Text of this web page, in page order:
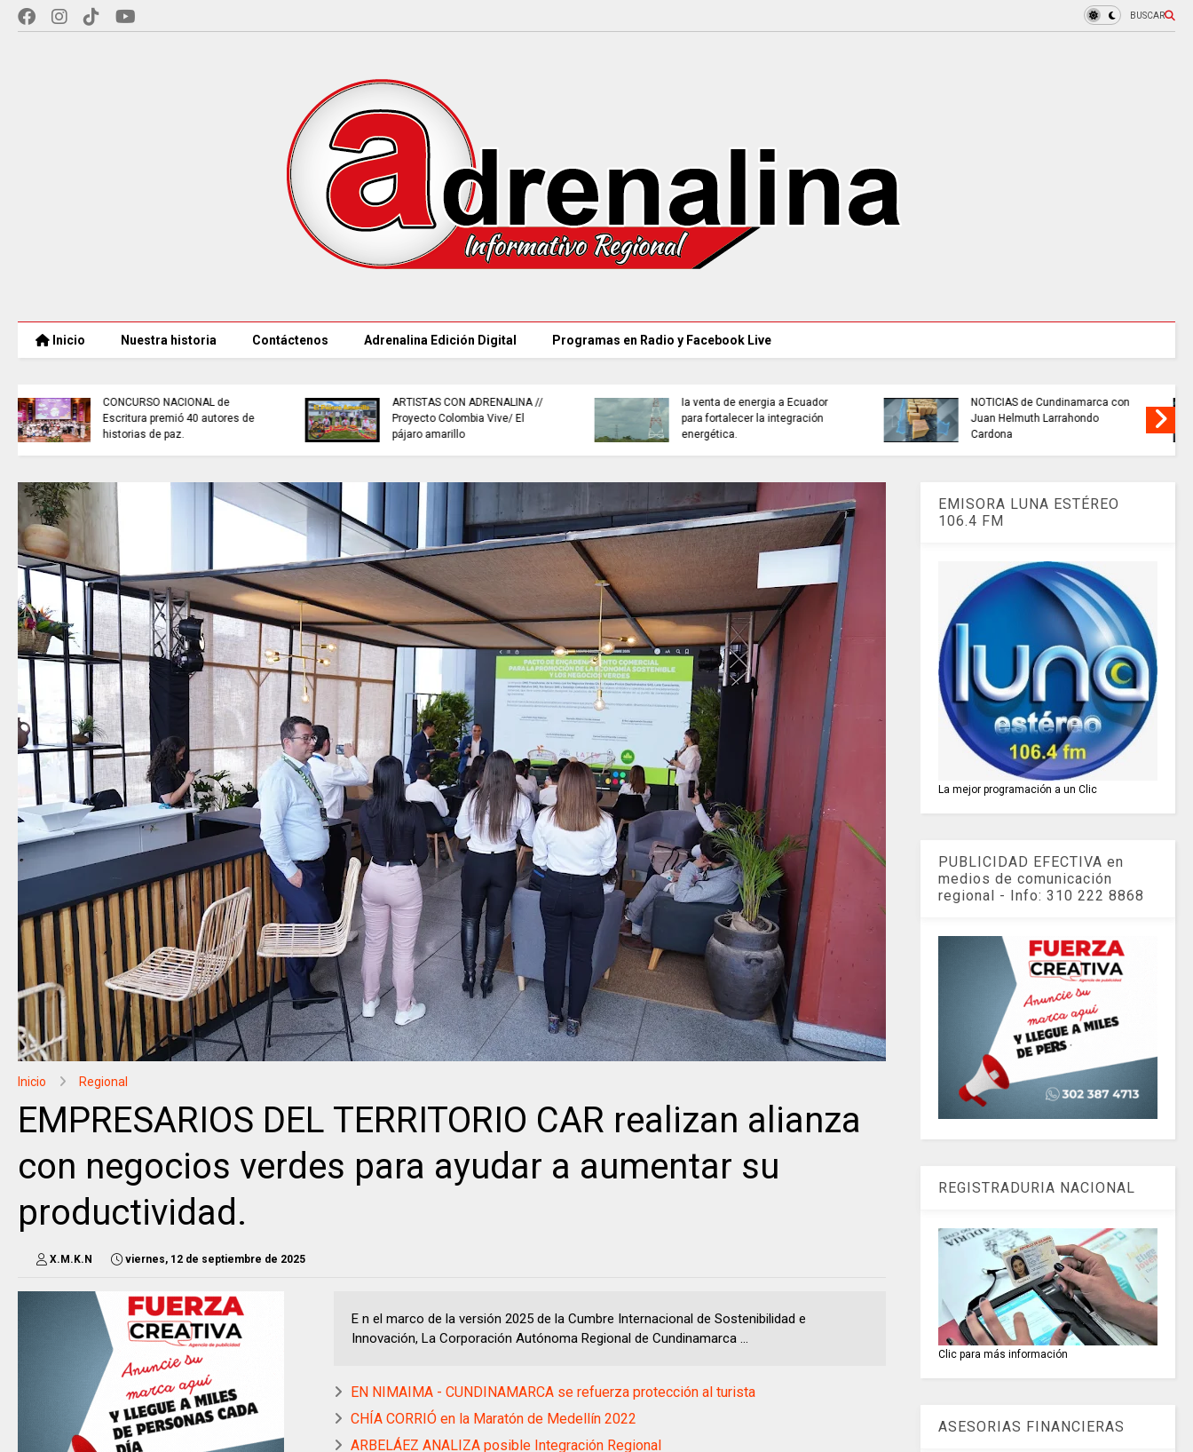
BUSCAR
Inicio Nuestra historia Contáctenos Adrenalina Edición Digital Programas en Radio y Facebook Live
la venta de energía a Ecuador
para fortalecer la integración
energética.
NOTICIAS de Cundinamarca con
Juan Helmuth Larrahondo
Cardona
INFORMACIÓN internacional
buscan mejorar la calidad del
agua que consumen miles de
familias en Cundinamarca.
Inicio Regional
EMPRESARIOS DEL TERRITORIO CAR realizan alianza
con negocios verdes para ayudar a aumentar su
productividad.
X.M.K.N viernes, 12 de septiembre de 2025
E n el marco de la versión 2025 de la Cumbre Internacional de Sostenibilidad e
Innovación, La Corporación Autónoma Regional de Cundinamarca ...
EN NIMAIMA - CUNDINAMARCA se refuerza protección al turista
CHÍA CORRIÓ en la Maratón de Medellín 2022
ARBELÁEZ ANALIZA posible Integración Regional
EMISORA LUNA ESTÉREO
106.4 FM
La mejor programación a un Clic
PUBLICIDAD EFECTIVA en
medios de comunicación
regional - Info: 310 222 8868
REGISTRADURIA NACIONAL
Clic para más información
ASESORIAS FINANCIERAS